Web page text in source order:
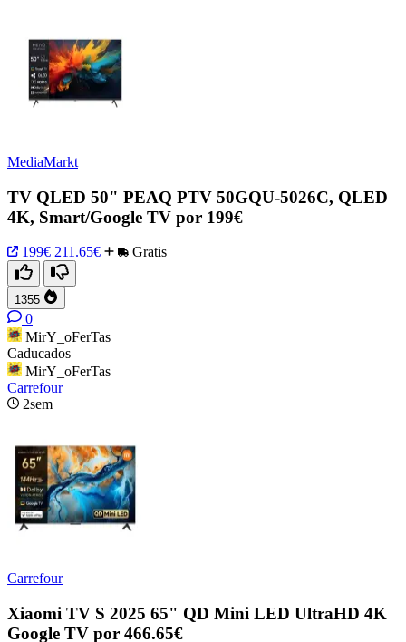
MediaMarkt
TV QLED 50" PEAQ PTV 50GQU-5026C, QLED
4K, Smart/Google TV por 199€
199€ 211.65€ Gratis
1355
0
MirY_oFerTas
Caducados
MirY_oFerTas
Carrefour
2sem
Carrefour
Xiaomi TV S 2025 65" QD Mini LED UltraHD 4K
Google TV por 466.65€